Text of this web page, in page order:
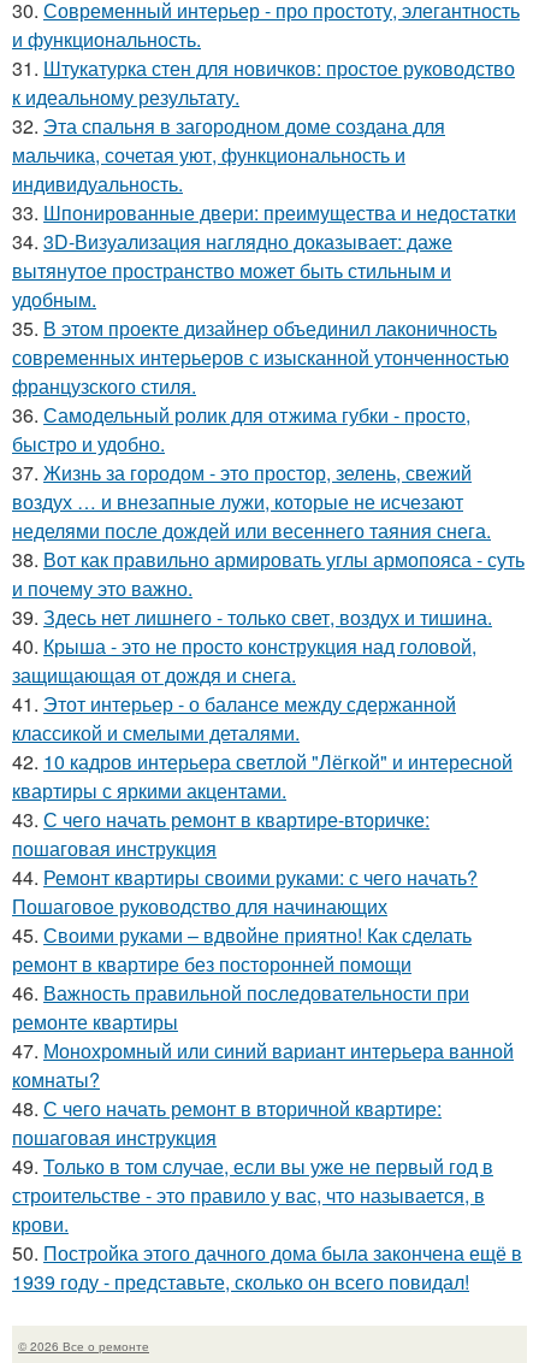
30. Современный интерьер - про простоту, элегантность
и функциональность.
31. Штукатурка стен для новичков: простое руководство
к идеальному результату.
32. Эта спальня в загородном доме создана для
мальчика, сочетая уют, функциональность и
индивидуальность.
33. Шпонированные двери: преимущества и недостатки
34. 3D-Визуализация наглядно доказывает: даже
вытянутое пространство может быть стильным и
удобным.
35. В этом проекте дизайнер объединил лаконичность
современных интерьеров с изысканной утонченностью
французского стиля.
36. Самодельный ролик для отжима губки - просто,
быстро и удобно.
37. Жизнь за городом - это простор, зелень, свежий
воздух … и внезапные лужи, которые не исчезают
неделями после дождей или весеннего таяния снега.
38. Вот как правильно армировать углы армопояса - суть
и почему это важно.
39. Здесь нет лишнего - только свет, воздух и тишина.
40. Крыша - это не просто конструкция над головой,
защищающая от дождя и снега.
41. Этот интерьер - о балансе между сдержанной
классикой и смелыми деталями.
42. 10 кадров интерьера светлой "Лёгкой" и интересной
квартиры с яркими акцентами.
43. С чего начать ремонт в квартире-вторичке:
пошаговая инструкция
44. Ремонт квартиры своими руками: с чего начать?
Пошаговое руководство для начинающих
45. Своими руками – вдвойне приятно! Как сделать
ремонт в квартире без посторонней помощи
46. Важность правильной последовательности при
ремонте квартиры
47. Монохромный или синий вариант интерьера ванной
комнаты?
48. С чего начать ремонт в вторичной квартире:
пошаговая инструкция
49. Только в том случае, если вы уже не первый год в
строительстве - это правило у вас, что называется, в
крови.
50. Постройка этого дачного дома была закончена ещё в
1939 году - представьте, сколько он всего повидал!
© 2026 Все о ремонте